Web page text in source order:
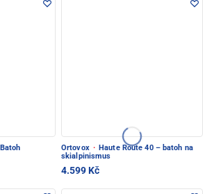
Ortovox · Haute Route 40 – batoh na
skialpinismus
4.599 Kč